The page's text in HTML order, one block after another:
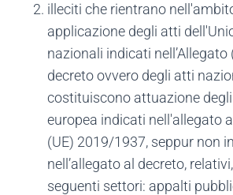
illeciti che rientrano
applicazione degli atti
nazionali indicati nell’Allegato
decreto ovvero degli atti
costituiscono attuazione
europea indicati nell'allegato
(UE) 2019/1937, seppur non
nell’allegato al decreto,
seguenti settori: appalti